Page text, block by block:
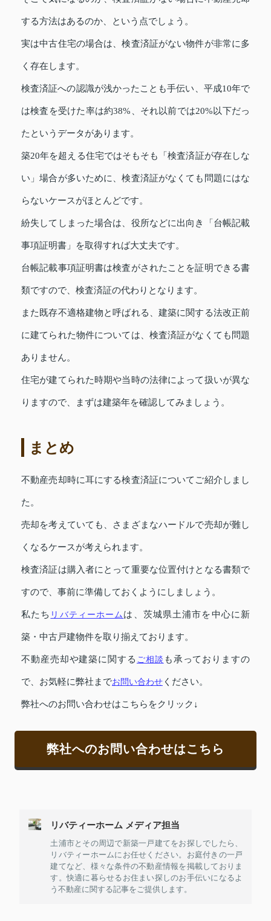
する方法はあるのか、という点でしょう。
実は中古住宅の場合は、検査済証がない物件が非常に多
く存在します。
検査済証への認識が浅かったことも手伝い、平成10年で
は検査を受けた率は約38%、それ以前では20%以下だっ
たというデータがあります。
築20年を超える住宅ではそもそも「検査済証が存在しな
い」場合が多いために、検査済証がなくても問題にはな
らないケースがほとんどです。
紛失してしまった場合は、役所などに出向き「台帳記載
事項証明書」を取得すれば大丈夫です。
台帳記載事項証明書は検査がされたことを証明できる書
類ですので、検査済証の代わりとなります。
また既存不適格建物と呼ばれる、建築に関する法改正前
に建てられた物件については、検査済証がなくても問題
ありません。
住宅が建てられた時期や当時の法律によって扱いが異な
りますので、まずは建築年を確認してみましょう。
まとめ
不動産売却時に耳にする検査済証についてご紹介しまし
た。
売却を考えていても、さまざまなハードルで売却が難し
くなるケースが考えられます。
検査済証は購入者にとって重要な位置付けとなる書類で
すので、事前に準備しておくようにしましょう。
私たち リバティーホーム は、茨城県土浦市を中心に新
築・中古戸建物件を取り揃えております。
不動産売却や建築に関する ご相談 も承っておりますの
で、お気軽に弊社までお問い合わせ ください。
弊社へのお問い合わせはこちらをクリック↓
弊社へのお問い合わせはこちら
リバティーホーム メディア担当
土浦市とその周辺で新築一戸建てをお探しでしたら、
リバティーホームにお任せください。お庭付きの一戸
建てなど、様々な条件の不動産情報を掲載しておりま
す。快適に暮らせるお住まい探しのお手伝いになるよ
う不動産に関する記事をご提供します。